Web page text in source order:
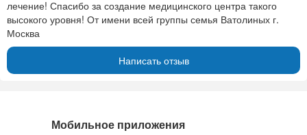
лечение! Спасибо за создание медицинского центра такого
высокого уровня! От имени всей группы семья Ватолиных г.
Москва
Написать отзыв
Мобильное приложения